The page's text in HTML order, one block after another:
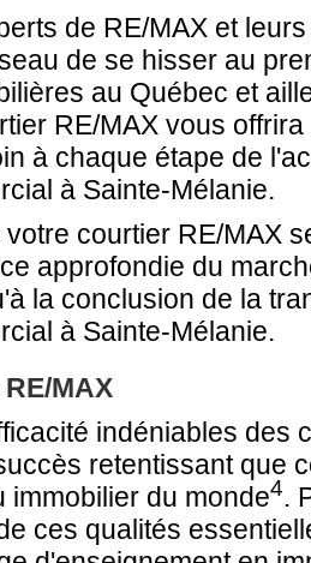
de RE/MAX et
de se hisser au
au Québec et
RE/MAX vous
à chaque étape de
à Sainte-Mélanie.
courtier RE/MAX
approfondie du
la conclusion de la
à Sainte-Mélanie.
MAX
indéniables des
retentissant que
immobilier du monde4.
ces qualités